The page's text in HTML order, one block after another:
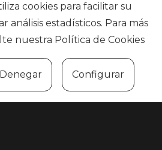
cookies para facilitar su
análisis estadísticos. Para más
nuestra Política de Cookies
Denegar Configurar